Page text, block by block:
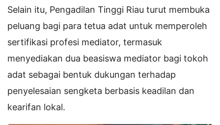
Selain itu, Pengadilan Tinggi Riau turut membuka
peluang bagi para tetua adat untuk memperoleh
sertifikasi profesi mediator, termasuk
menyediakan dua beasiswa mediator bagi tokoh
adat sebagai bentuk dukungan terhadap
penyelesaian sengketa berbasis keadilan dan
kearifan lokal.